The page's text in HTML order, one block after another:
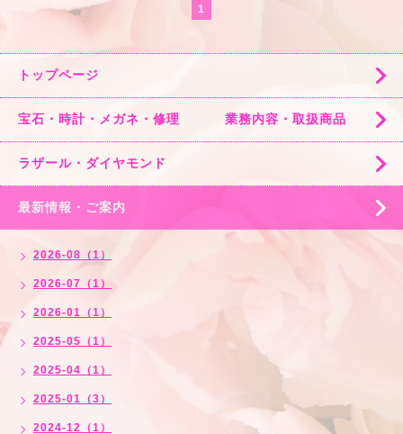
1
トップページ
宝石・時計・メガネ・修理 業務内容・取扱商品
ラザール・ダイヤモンド
最新情報・ご案内
2026-08（1）
2026-07（1）
2026-01（1）
2025-05（1）
2025-04（1）
2025-01（3）
2024-12（1）